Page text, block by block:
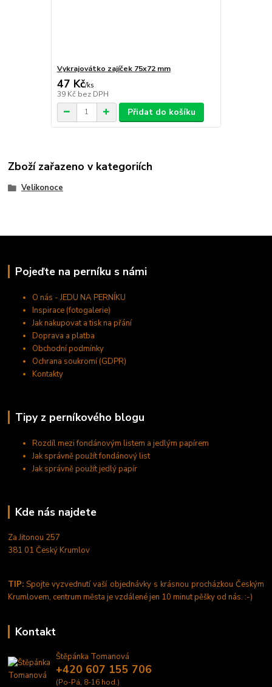
Vykrajovátko zajíček 75x72 mm
47 Kč/ks
39 Kč bez DPH
Přidat do košíku
Zboží zařazeno v kategoriích
Velikonoce
Pojeďte na perníku s námi
O nás - JEDU NA PERNÍKU
Inspirace (fotogalerie)
Jak nakupovat a tisk na přání
Doprava a platba
Obchodní podmínky
Ochrana soukromí (GDPR)
Kontakty
Tipy z perníkového blogu
Rozdíl mezi fondánovým listem a jedlým papírem
Jak správně použít fondánový list
Jak správně použít jedlý papír
Kde nás najdete
Za Jitonou 257
381 01 Český Krumlov
TIP: Spojte vyzvednutí vaší objednávky s krásnou procházkou Českým
Krumlovem, centrum města je vzdálené jen 10 minut pěšky od nás. :-)
Kontakt
Štěpánka Tomanová
+420 607 155 706
(Po-Pá, 8-16 hod.)